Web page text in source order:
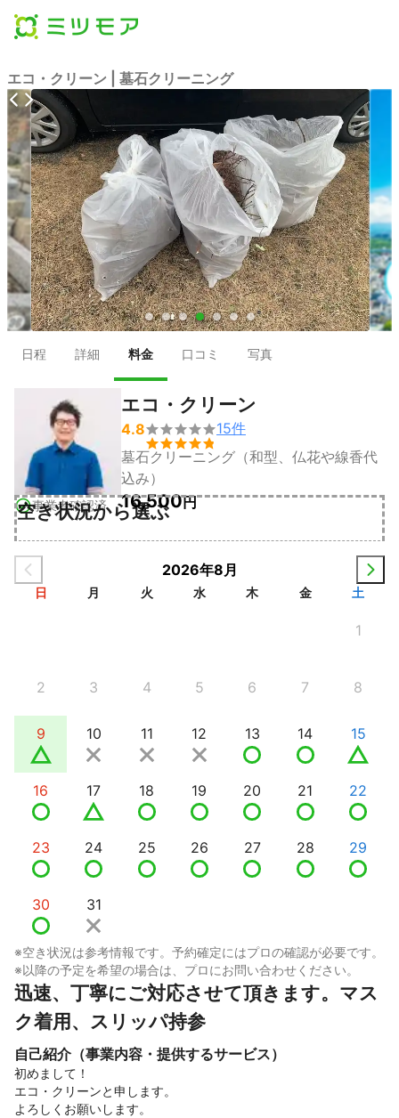
エコ・クリーン | 墓石クリーニング
● ● ● ● ● ● ●
日程 詳細 料金 口コミ 写真
事業者確認済
エコ・クリーン
4.8

15件
墓石クリーニング（和型、仏花や線香代
込み）
16,500円
空き状況から選ぶ
2026年8月
日 月 火 水 木 金 土
1
2 3 4 5 6 7 8
9 10 11 12 13 14 15
16 17 18 19 20 21 22
23 24 25 26 27 28 29
30 31
※空き状況は参考情報です。予約確定にはプロの確認が必要です。
※以降の予定を希望の場合は、プロにお問い合わせください。
迅速、丁寧にご対応させて頂きます。マス
ク着用、スリッパ持参
自己紹介（事業内容・提供するサービス）
初めまして！
エコ・クリーンと申します。
よろしくお願いします。